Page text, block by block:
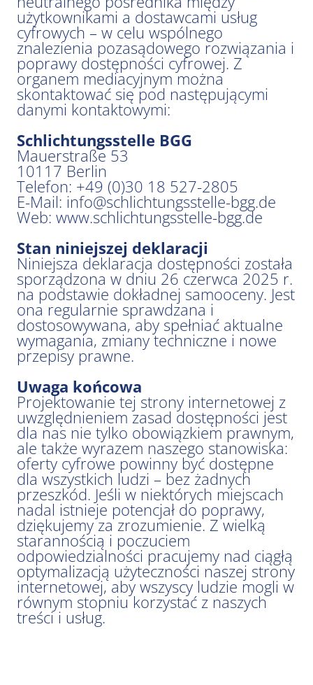
użytkownikami a dostawcami usług
cyfrowych – w celu wspólnego
znalezienia pozasądowego rozwiązania i
poprawy dostępności cyfrowej. Z
organem mediacyjnym można
skontaktować się pod następującymi
danymi kontaktowymi:
Schlichtungsstelle BGG
Mauerstraße 53
10117 Berlin
Telefon: +49 (0)30 18 527-2805
E-Mail: info@schlichtungsstelle-bgg.de
Web: www.schlichtungsstelle-bgg.de
Stan niniejszej deklaracji
Niniejsza deklaracja dostępności została
sporządzona w dniu 26 czerwca 2025 r.
na podstawie dokładnej samooceny. Jest
ona regularnie sprawdzana i
dostosowywana, aby spełniać aktualne
wymagania, zmiany techniczne i nowe
przepisy prawne.
Uwaga końcowa
Projektowanie tej strony internetowej z
uwzględnieniem zasad dostępności jest
dla nas nie tylko obowiązkiem prawnym,
ale także wyrazem naszego stanowiska:
oferty cyfrowe powinny być dostępne
dla wszystkich ludzi – bez żadnych
przeszkód. Jeśli w niektórych miejscach
nadal istnieje potencjał do poprawy,
dziękujemy za zrozumienie. Z wielką
starannością i poczuciem
odpowiedzialności pracujemy nad ciągłą
optymalizacją użyteczności naszej strony
internetowej, aby wszyscy ludzie mogli w
równym stopniu korzystać z naszych
treści i usług.